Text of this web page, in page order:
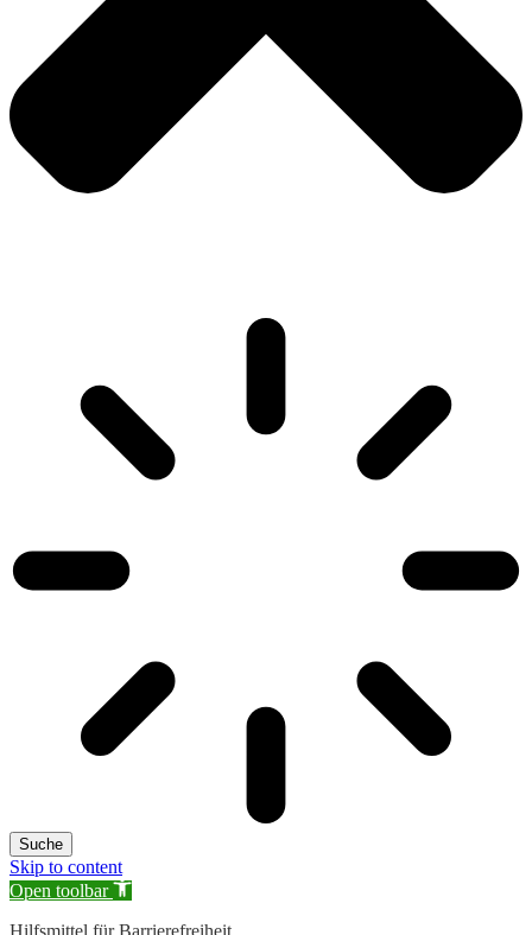
Suche
Skip to content
Open toolbar